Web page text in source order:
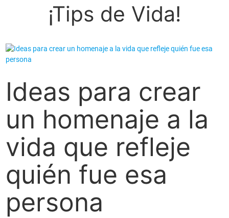
¡Tips de Vida!
Ideas para crear
un homenaje a la
vida que refleje
quién fue esa
persona